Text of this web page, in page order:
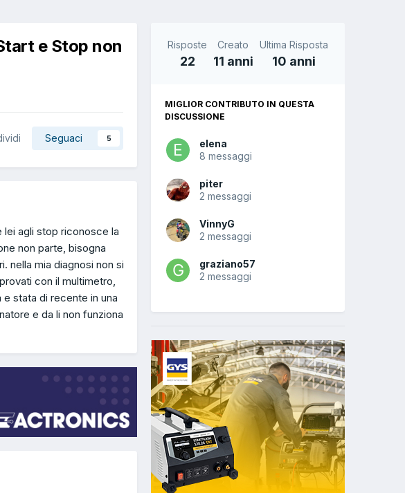
e Stop non
Seguaci 5
agli stop riconosce la
non parte, bisogna
nella mia diagnosi non si
con il multimetro,
stata di recente in una
e da li non funziona
Risposte
22
Creato
11 anni
Ultima Risposta
10 anni
MIGLIOR CONTRIBUTO IN QUESTA
DISCUSSIONE
elena
8 messaggi
piter
2 messaggi
VinnyG
2 messaggi
graziano57
2 messaggi